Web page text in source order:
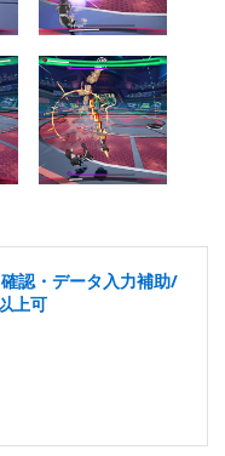
認・データ入力補助/
上可